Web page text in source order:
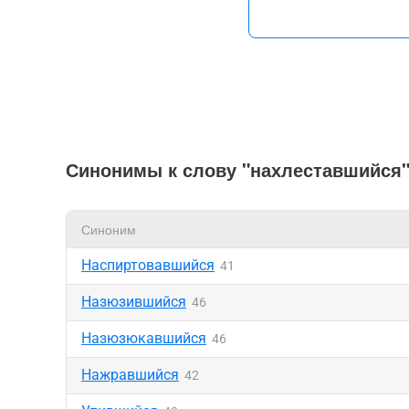
Синонимы к слову "нахлеставшийся"
Синоним
Наспиртовавшийся 41
Назюзившийся 46
Назюзюкавшийся 46
Нажравшийся 42